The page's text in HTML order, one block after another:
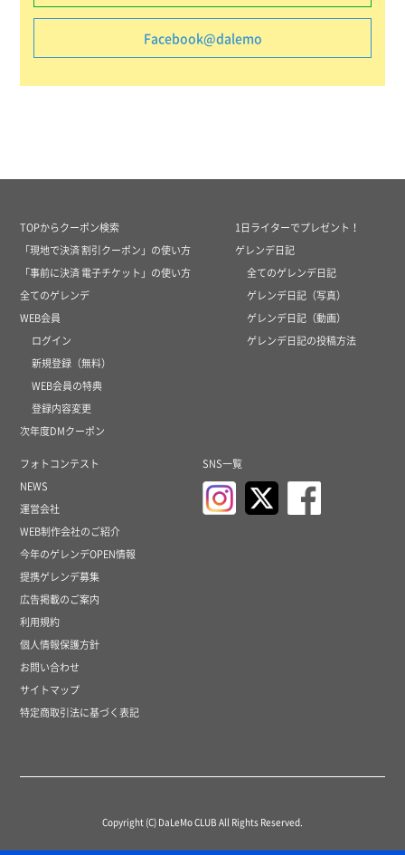
Facebook@dalemo
TOPからクーポン検索
「現地で決済 割引クーポン」の使い方
「事前に決済 電子チケット」の使い方
全てのゲレンデ
WEB会員
ログイン
新規登録（無料）
WEB会員の特典
登録内容変更
次年度DMクーポン
1日ライターでプレゼント！
ゲレンデ日記
全てのゲレンデ日記
ゲレンデ日記（写真）
ゲレンデ日記（動画）
ゲレンデ日記の投稿方法
フォトコンテスト
NEWS
運営会社
WEB制作会社のご紹介
今年のゲレンデOPEN情報
提携ゲレンデ募集
広告掲載のご案内
利用規約
個人情報保護方針
お問い合わせ
サイトマップ
特定商取引法に基づく表記
SNS一覧
Copyright (C) DaLeMo CLUB All Rights Reserved.